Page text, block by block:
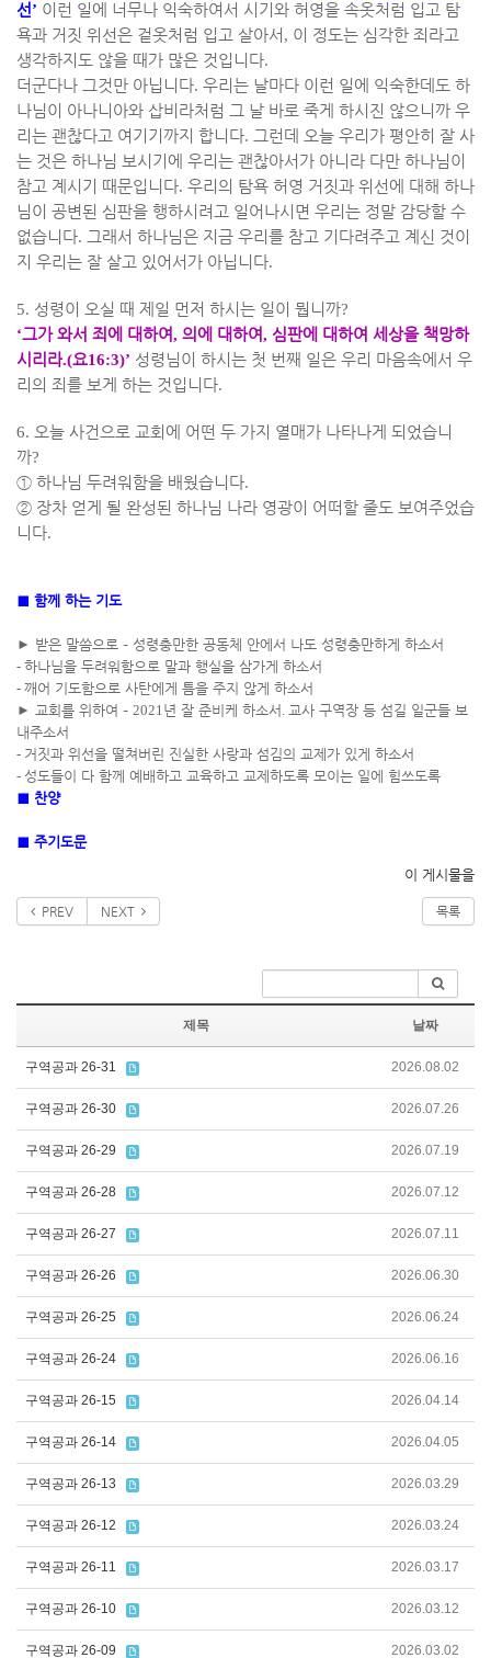
선’ 이런 일에 너무나 익숙하여서 시기와 허영을 속옷처럼 입고 탐
욕과 거짓 위선은 겉옷처럼 입고 살아서 , 이 정도는 심각한 죄라고
생각하지도 않을 때가 많은 것입니다.
더군다나 그것만 아닙니다. 우리는 날마다 이런 일에 익숙한데도 하
나님이 아나니아와 삽비라처럼 그 날 바로 죽게 하시진 않으니까 우
리는 괜찮다고 여기기까지 합니다. 그런데 오늘 우리가 평안히 잘 사
는 것은 하나님 보시기에 우리는 괜찮아서가 아니라 다만 하나님이
참고 계시기 때문입니다. 우리의 탐욕 허영 거짓과 위선에 대해 하나
님이 공변된 심판을 행하시려고 일어나시면 우리는 정말 감당할 수
없습니다. 그래서 하나님은 지금 우리를 참고 기다려주고 계신 것이
지 우리는 잘 살고 있어서가 아닙니다.
5. 성령이 오실 때 제일 먼저 하시는 일이 뭡니까?
‘그가 와서 죄에 대하여, 의에 대하여, 심판에 대하여 세상을 책망하
시리라.(요16:3)’ 성령님이 하시는 첫 번째 일은 우리 마음속에서 우
리의 죄를 보게 하는 것입니다.
6. 오늘 사건으로 교회에 어떤 두 가지 열매가 나타나게 되었습니
까?
① 하나님 두려워함을 배웠습니다.
② 장차 얻게 될 완성된 하나님 나라 영광이 어떠할 줄도 보여주었습
니다.
■ 함께 하는 기도
► 받은 말씀으로 – 성령충만한 공동체 안에서 나도 성령충만하게 하소서
- 하나님을 두려워함으로 말과 행실을 삼가게 하소서
- 깨어 기도함으로 사탄에게 틈을 주지 않게 하소서
► 교회를 위하여 – 2021년 잘 준비케 하소서 . 교사 구역장 등 섬길 일군들 보
내주소서
- 거짓과 위선을 떨쳐버린 진실한 사랑과 섬김의 교제가 있게 하소서
- 성도들이 다 함께 예배하고 교육하고 교제하도록 모이는 일에 힘쓰도록
■ 찬양
■ 주기도문
이 게시물을
PREV NEXT 목록
제목 날짜
구역공과 26-31 2026.08.02
구역공과 26-30 2026.07.26
구역공과 26-29 2026.07.19
구역공과 26-28 2026.07.12
구역공과 26-27 2026.07.11
구역공과 26-26 2026.06.30
구역공과 26-25 2026.06.24
구역공과 26-24 2026.06.16
구역공과 26-15 2026.04.14
구역공과 26-14 2026.04.05
구역공과 26-13 2026.03.29
구역공과 26-12 2026.03.24
구역공과 26-11 2026.03.17
구역공과 26-10 2026.03.12
구역공과 26-09 2026.03.02